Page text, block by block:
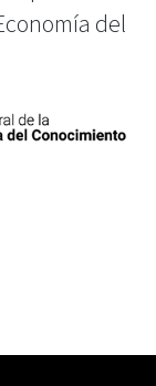
del